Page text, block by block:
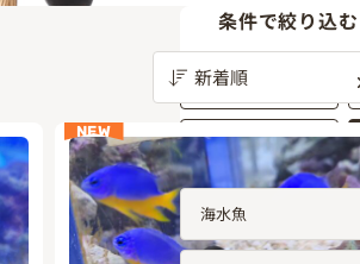
NEW
条件で絞り込む
ワンちゃん
小動物